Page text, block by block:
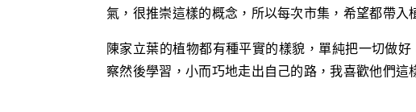
氣，很推崇這樣的概念，所以每次市集，希望都帶入
陳家立葉的植物都有種平實的樣貌，單純把一切做
察然後學習，小而巧地走出自己的路，我喜歡他們這